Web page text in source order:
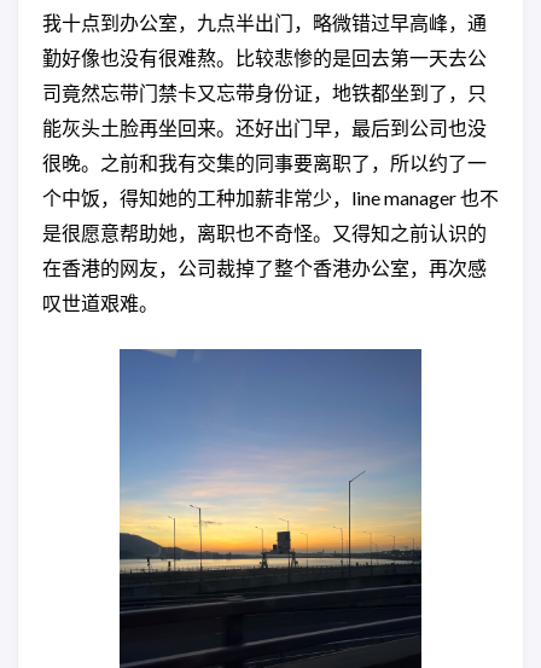
我十点到办公室，九点半出门，略微错过早高峰，通
勤好像也没有很难熬。比较悲惨的是回去第一天去公
司竟然忘带门禁卡又忘带身份证，地铁都坐到了，只
能灰头土脸再坐回来。还好出门早，最后到公司也没
很晚。之前和我有交集的同事要离职了，所以约了一
个中饭，得知她的工种加薪非常少，line manager 也不
是很愿意帮助她，离职也不奇怪。又得知之前认识的
在香港的网友，公司裁掉了整个香港办公室，再次感
叹世道艰难。